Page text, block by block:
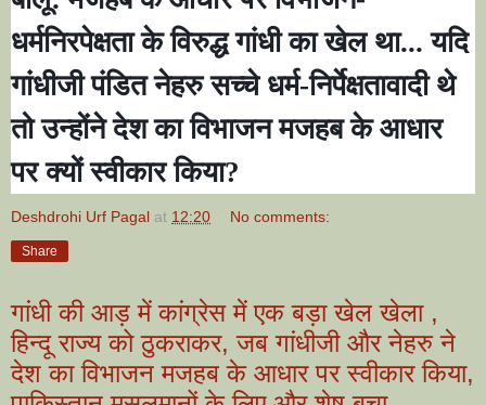
धर्मनिरपेक्षता के विरुद्ध गांधी का खेल था... यदि
गांधीजी पंडित नेहरु सच्चे धर्म-निर्पेक्षतावादी थे
तो उन्होंने देश का विभाजन मजहब के आधार
पर क्यों स्वीकार किया?
Deshdrohi Urf Pagal at 12:20 No comments:
Share
गांधी की आड़ में कांग्रेस में एक बड़ा खेल खेला ,
हिन्दू राज्य को ठुकराकर, जब गांधीजी और नेहरु ने
देश का विभाजन मजहब के आधार पर स्वीकार किया,